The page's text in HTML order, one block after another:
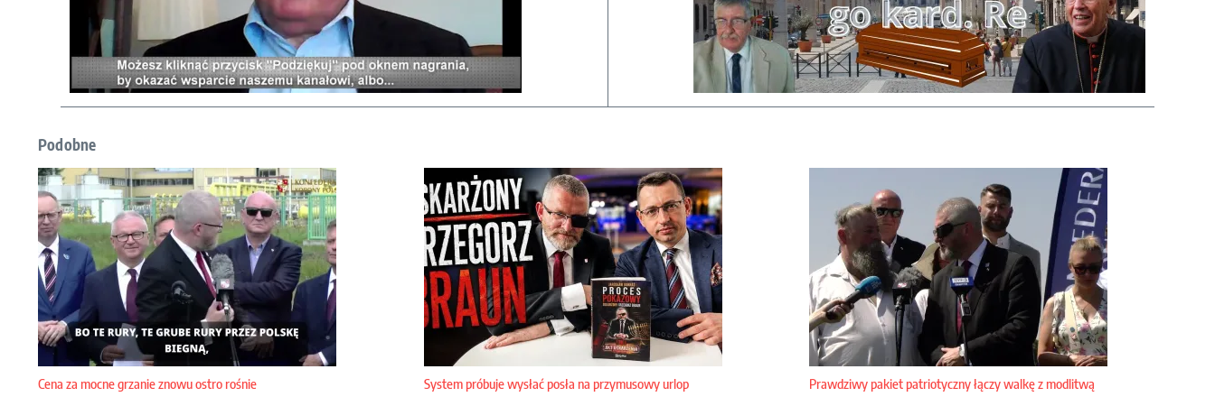
Podobne
Cena za mocne grzanie znowu ostro rośnie System próbuje wysłać posła na przymusowy urlop Prawdziwy pakiet patriotyczny łączy walkę z modlitwą